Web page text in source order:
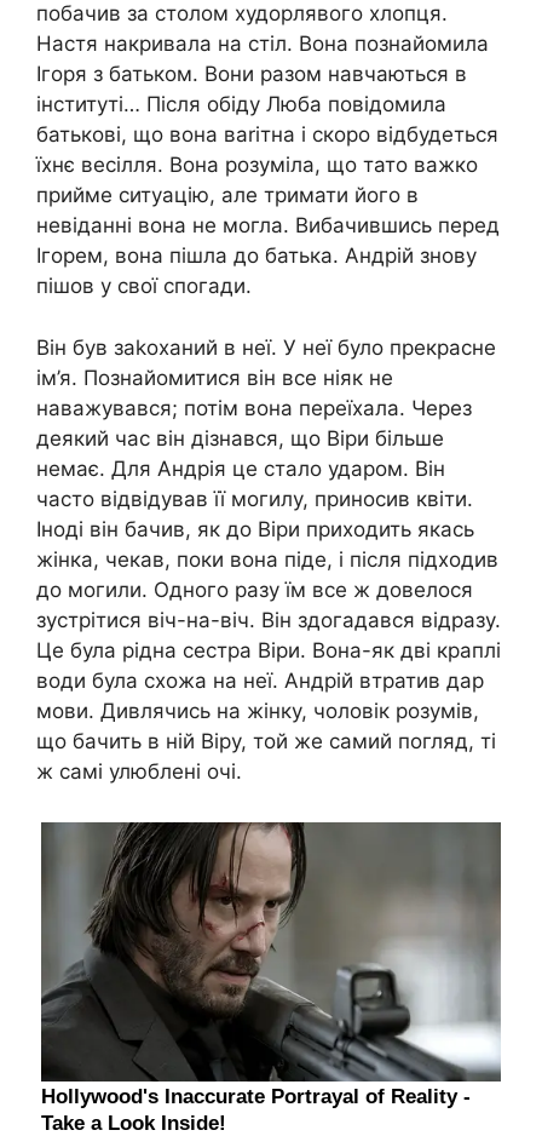
побачив за столом худорлявого хлопця.
Настя накривала на стіл. Вона познайомила
Ігоря з батьком. Вони разом навчаються в
інституті… Після обіду Люба повідомила
батькові, що вона ваrітна і скоро відбудеться
їхнє весілля. Вона розуміла, що тато важко
прийме ситуацію, але тримати його в
невіданні вона не могла. Вибачившись перед
Ігорем, вона пішла до батька. Андрій знову
пішов у свої спогади.
Він був заkоханий в неї. У неї було прекрасне
ім’я. Познайомитися він все ніяк не
наважувався; потім вона переїхала. Через
деякий час він дізнався, що Віри більше
немає. Для Андрія це стало ударом. Він
часто відвідував її могилу, приносив квіти.
Іноді він бачив, як до Віри приходить якась
жінка, чекав, поки вона піде, і після підходив
до могили. Одного разу їм все ж довелося
зустрітися віч-на-віч. Він здогадався відразу.
Це була рідна сестра Віри. Вона-як дві краплі
води була схожа на неї. Андрій втратив дар
мови. Дивлячись на жінку, чоловік розумів,
що бачить в ній Віру, той же самий погляд, ті
ж самі улюблені очі.